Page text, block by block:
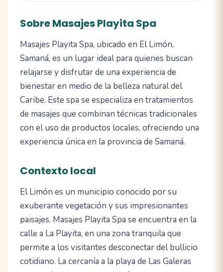
Sobre Masajes Playita Spa
Masajes Playita Spa, ubicado en El Limón,
Samaná, es un lugar ideal para quienes buscan
relajarse y disfrutar de una experiencia de
bienestar en medio de la belleza natural del
Caribe. Este spa se especializa en tratamientos
de masajes que combinan técnicas tradicionales
con el uso de productos locales, ofreciendo una
experiencia única en la provincia de Samaná.
Contexto local
El Limón es un municipio conocido por su
exuberante vegetación y sus impresionantes
paisajes. Masajes Playita Spa se encuentra en la
calle a La Playita, en una zona tranquila que
permite a los visitantes desconectar del bullicio
cotidiano. La cercanía a la playa de Las Galeras